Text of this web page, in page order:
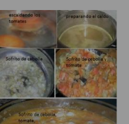
frías